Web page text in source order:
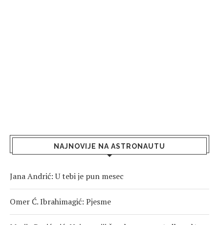
NAJNOVIJE NA ASTRONAUTU
Jana Andrić: U tebi je pun mesec
Omer Ć. Ibrahimagić: Pjesme